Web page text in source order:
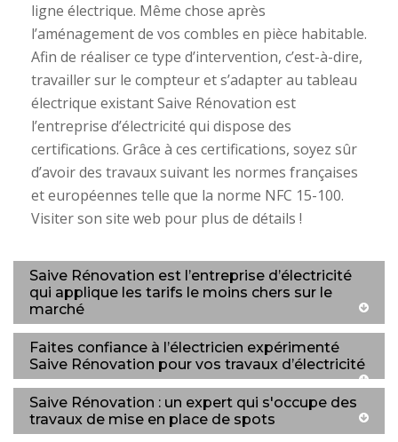
ligne électrique. Même chose après
l’aménagement de vos combles en pièce habitable.
Afin de réaliser ce type d’intervention, c’est-à-dire,
travailler sur le compteur et s’adapter au tableau
électrique existant Saive Rénovation est
l’entreprise d’électricité qui dispose des
certifications. Grâce à ces certifications, soyez sûr
d’avoir des travaux suivant les normes françaises
et européennes telle que la norme NFC 15-100.
Visiter son site web pour plus de détails !
Saive Rénovation est l’entreprise d’électricité
qui applique les tarifs le moins chers sur le
marché
Faites confiance à l’électricien expérimenté
Saive Rénovation pour vos travaux d’électricité
Saive Rénovation : un expert qui s'occupe des
travaux de mise en place de spots